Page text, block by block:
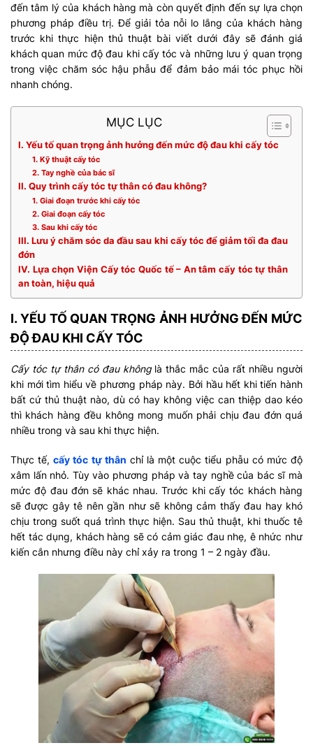
đến tâm lý của khách hàng mà còn quyết định đến sự lựa chọn
phương pháp điều trị. Để giải tỏa nỗi lo lắng của khách hàng
trước khi thực hiện thủ thuật bài viết dưới đây sẽ đánh giá
khách quan mức độ đau khi cấy tóc và những lưu ý quan trọng
trong việc chăm sóc hậu phẫu để đảm bảo mái tóc phục hồi
nhanh chóng.
MỤC LỤC
I. Yếu tố quan trọng ảnh hưởng đến mức độ đau khi cấy tóc
1. Kỹ thuật cấy tóc
2. Tay nghề của bác sĩ
II. Quy trình cấy tóc tự thân có đau không?
1. Giai đoạn trước khi cấy tóc
2. Giai đoạn cấy tóc
3. Sau khi cấy tóc
III. Lưu ý chăm sóc da đầu sau khi cấy tóc để giảm tối đa đau
đớn
IV. Lựa chọn Viện Cấy tóc Quốc tế – An tâm cấy tóc tự thân
an toàn, hiệu quả
I. YẾU TỐ QUAN TRỌNG ẢNH HƯỞNG ĐẾN MỨC
ĐỘ ĐAU KHI CẤY TÓC
Cấy tóc tự thân có đau khônglà thắc mắc của rất nhiều người
khi mới tìm hiểu về phương pháp này. Bởi hầu hết khi tiến hành
bất cứ thủ thuật nào, dù có hay không việc can thiệp dao kéo
thì khách hàng đều không mong muốn phải chịu đau đớn quá
nhiều trong và sau khi thực hiện.
Thực tế,cấy tóc tự thân chỉ là một cuộc tiểu phẫu có mức độ
xâm lấn nhỏ. Tùy vào phương pháp và tay nghề của bác sĩ mà
mức độ đau đớn sẽ khác nhau. Trước khi cấy tóc khách hàng
sẽ được gây tê nên gần như sẽ không cảm thấy đau hay khó
chịu trong suốt quá trình thực hiện. Sau thủ thuật, khi thuốc tê
hết tác dụng, khách hàng sẽ có cảm giác đau nhẹ, ê nhức như
kiến cắn nhưng điều này chỉ xảy ra trong 1 – 2 ngày đầu.